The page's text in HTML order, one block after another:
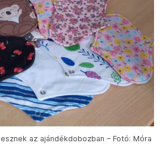
az ajándékdobozban – Fotó: Móra